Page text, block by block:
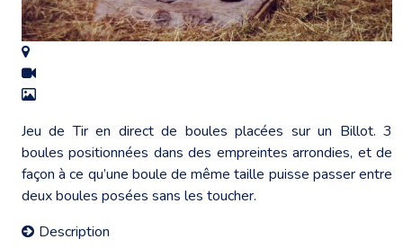
Jeu de Tir en direct de boules placées sur un Billot. 3
boules positionnées dans des empreintes arrondies, et de
façon à ce qu’une boule de même taille puisse passer entre
deux boules posées sans les toucher.
Description